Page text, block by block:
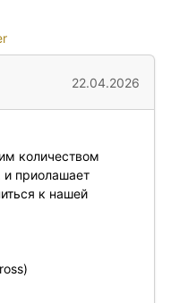
22.04.2026
количеством
и приолашает
к нашей